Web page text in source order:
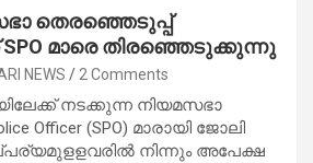
തെരഞ്ഞെടുപ്പ്
SPO മാരെ തിരഞ്ഞെടുക്കുന്നു
NEWS 2 Comments
നടക്കുന്ന നിയമസഭാ
Officer (SPO) മാരായി ജോലി
നിന്നും അപേക്ഷ